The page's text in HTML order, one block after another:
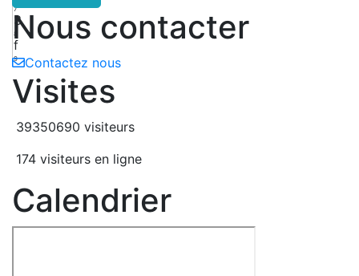
7
3
8
f
9
Nous contacter
Contactez nous
Visites
39350690 visiteurs
174 visiteurs en ligne
Calendrier